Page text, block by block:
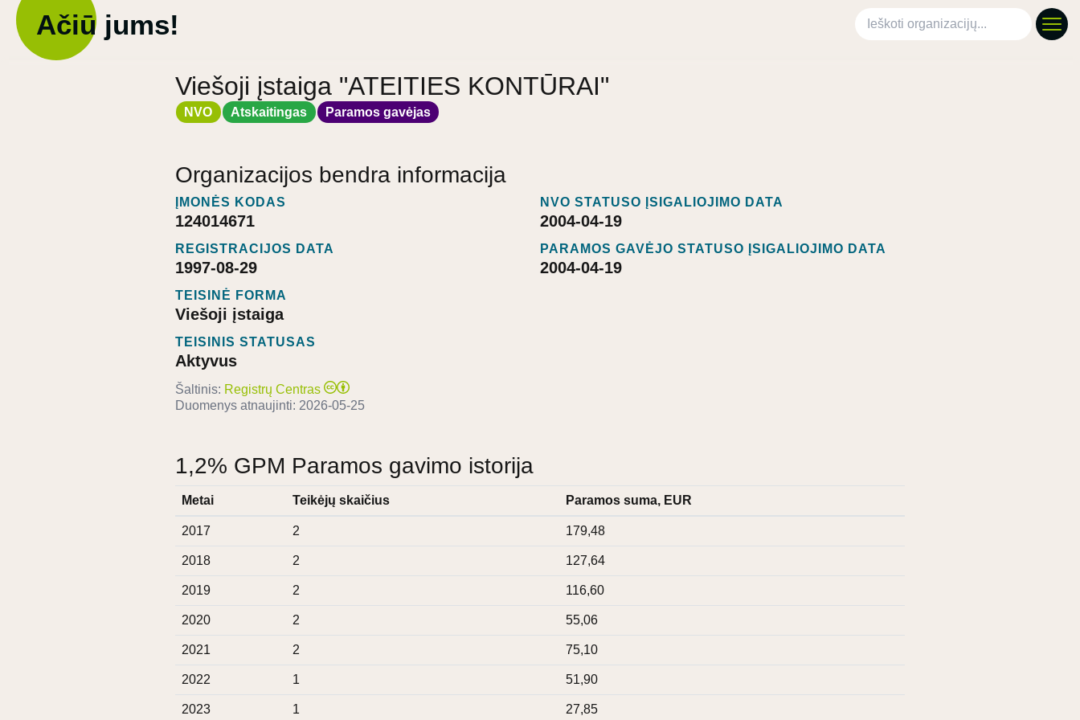
Ačiū jums! Ieškoti organizacijų
Viešoji įstaiga "ATEITIES KONTŪRAI"
NVO Atskaitingas Paramos gavėjas
Organizacijos bendra informacija
ĮMONĖS KODAS
124014671
REGISTRACIJOS DATA
1997-08-29
TEISINĖ FORMA
Viešoji įstaiga
TEISINIS STATUSAS
Aktyvus
NVO STATUSO ĮSIGALIOJIMO DATA
2004-04-19
PARAMOS GAVĖJO STATUSO ĮSIGALIOJIMO DATA
2004-04-19
Šaltinis: Registrų Centras
Duomenys atnaujinti: 2026-05-25
1,2% GPM Paramos gavimo istorija
Metai Teikėjų skaičius Paramos suma, EUR
2017 2 179,48
2018 2 127,64
2019 2 116,60
2020 2 55,06
2021 2 75,10
2022 1 51,90
2023 1 27,85